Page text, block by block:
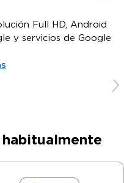
Full HD, Android
y servicios de Google